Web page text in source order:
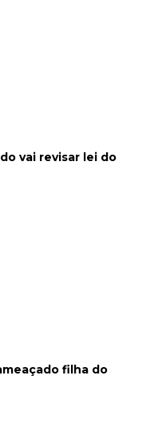
vai revisar lei do
filha do